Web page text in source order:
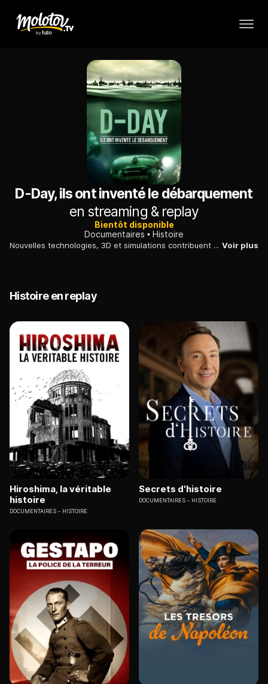
D-Day, ils ont inventé le débarquement
en streaming & replay
Bientôt disponible
Documentaires
Histoire
Nouvelles technologies, 3D et simulations contribuent à restituer le Débarquement du 6 juin 1944, rendu possible à l'époque grâce au travail d'inventeurs de génie. Voir plus
Histoire en replay
Hiroshima, la véritable
histoire
DOCUMENTAIRES HISTOIRE
Secrets d'histoire
DOCUMENTAIRES HISTOIRE